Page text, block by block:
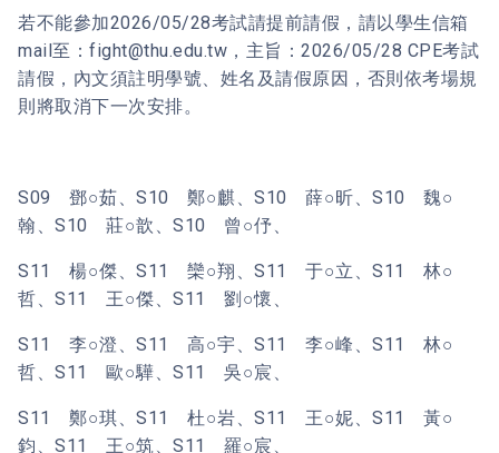
若不能參加2026/05/28考試請提前請假，請以學生信箱
mail至：fight@thu.edu.tw，主旨：2026/05/28 CPE考試
請假，內文須註明學號、姓名及請假原因，否則依考場規
則將取消下一次安排。
S09 鄧○茹、S10 鄭○麒、S10 薛○昕、S10 魏○
翰、S10 莊○歆、S10 曾○伃、
S11 楊○傑、S11 欒○翔、S11 于○立、S11 林○
哲、S11 王○傑、S11 劉○懷、
S11 李○澄、S11 高○宇、S11 李○峰、S11 林○
哲、S11 歐○驊、S11 吳○宸、
S11 鄭○琪、S11 杜○岩、S11 王○妮、S11 黃○
鈞、S11 王○筑、S11 羅○宸、